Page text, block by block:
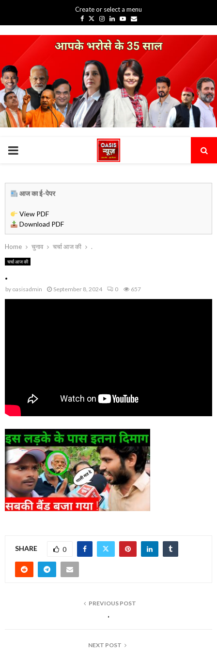
Create or select a menu
Facebook
TwitterInstagram
Linkedin
Youtube
Email
PRIMARY
Home चुनाव चर्चा आज की .
चर्चा आज की
.
by oasisadmin September 8, 2024 0 657
SHARE 0
PREVIOUS POST
.
NEXT POST
आज का ई-पेपर
View PDF
Download PDF